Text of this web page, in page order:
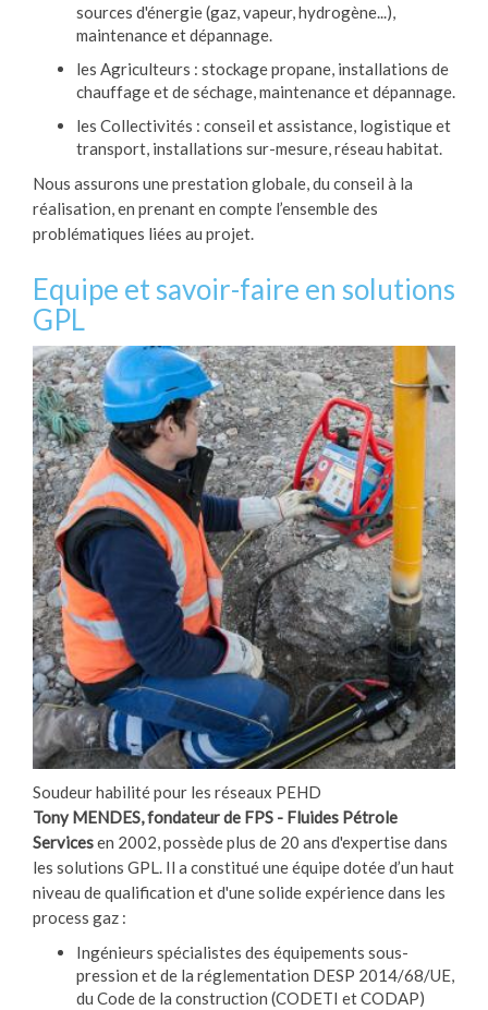
sources d'énergie (gaz, vapeur, hydrogène...),
maintenance et dépannage.
les Agriculteurs : stockage propane, installations de
chauffage et de séchage, maintenance et dépannage.
les Collectivités : conseil et assistance, logistique et
transport, installations sur-mesure, réseau habitat.
Nous assurons une prestation globale, du conseil à la
réalisation, en prenant en compte l’ensemble des
problématiques liées au projet.
Equipe et savoir-faire en solutions
GPL
Soudeur habilité pour les réseaux PEHD
Tony MENDES, fondateur de FPS - Fluides Pétrole
Servicesen 2002, possède plus de 20 ans d'expertise dans
les solutions GPL. Il a constitué une équipe dotée d’un haut
niveau de qualification et d'une solide expérience dans les
process gaz :
Ingénieurs spécialistes des équipements sous-
pression et de la réglementation DESP 2014/68/UE,
du Code de la construction (CODETI et CODAP)